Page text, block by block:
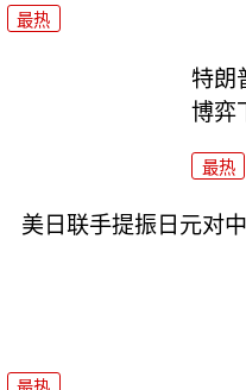
最热
特朗
博弈
最热
美日联手提振日元对